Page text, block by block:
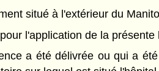
situé à l'extérieur du
l'application de la présente
a été délivrée ou qui a